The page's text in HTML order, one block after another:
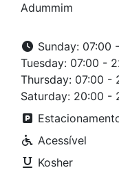
Adummim
Sunday: 07:00
Tuesday: 07:00 -
Thursday: 07:00 -
Saturday: 20:00 -
Acessível
Kosher